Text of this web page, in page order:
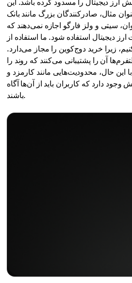
ارز دیجیتال را مسدود کرده باشد. این
مثال، صادرکنندگان بزرگ مانند بانک
وان، سیتی و ولز فارگو اجازه نمی‌دهند که
دیجیتال استفاده شود. ما استفاده از
زیرا خرید دوج‌کوین را مجاز می‌دارد.
آن را پشتیبانی می‌کنند که روند را
این حال، محدودیت‌هایی مانند کارمزد و
دارد که کاربران باید از آن‌ها آگاه
باشند.